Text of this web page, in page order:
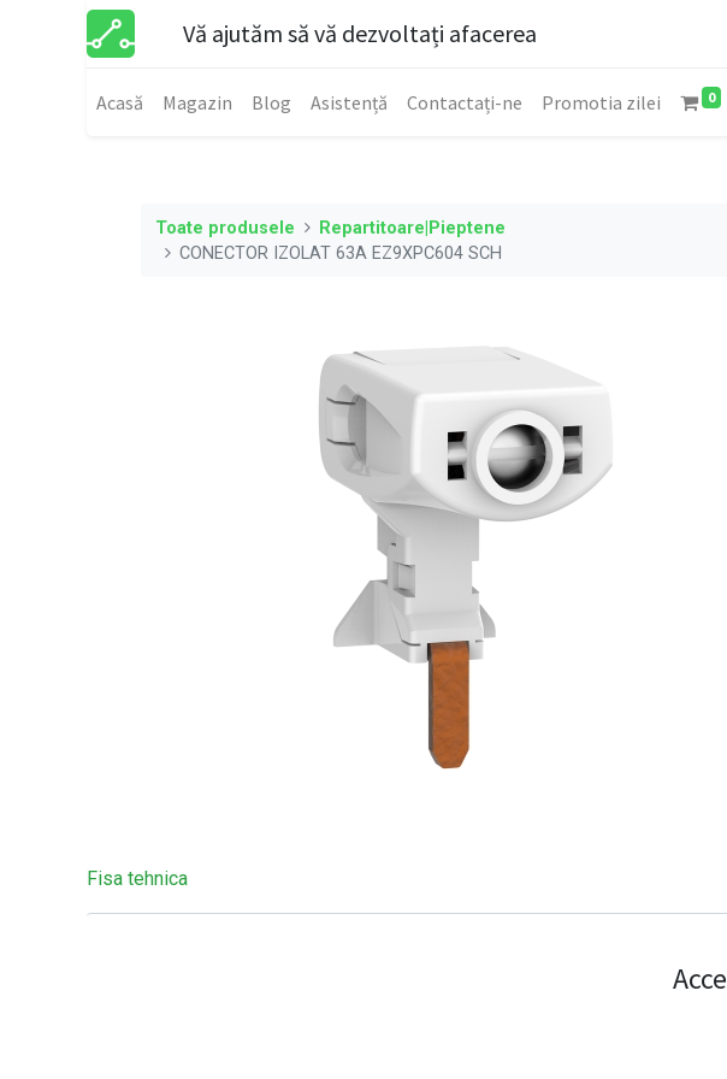
Vă ajutăm să vă dezvoltați afacerea
Acasă Magazin Blog Asistență Contactați-ne Promotia zilei 0
Toate produsele
Repartitoare|Pieptene
CONECTOR IZOLAT 63A EZ9XPC604 SCH
Fisa tehnica